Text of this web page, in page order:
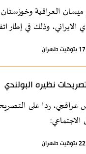
العراقية
الايراني، وذلك في
نظيره البولندي
عراقجي، ردا على